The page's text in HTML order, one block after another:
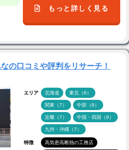
もっと詳しく見る
の口コミや評判をリサーチ！
エリア 北海道 東北（6）
関東（7） 中部（9）
近畿（7） 中国・四国（9）
九州・沖縄（7）
特徴 高気密高断熱の工務店